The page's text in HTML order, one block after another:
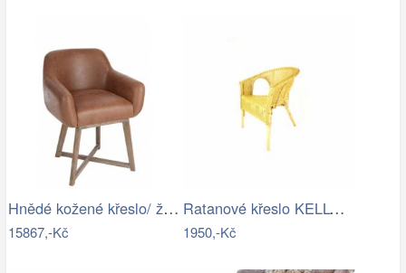
Hnědé kožené křeslo/ židle Venetta - 62…
15867,-Kč
Ratanové křeslo KELLY - světlý med
1950,-Kč